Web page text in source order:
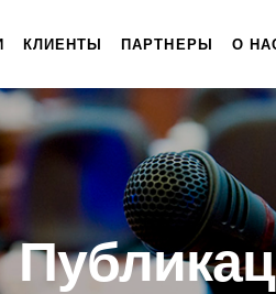
КЛИЕНТЫ ПАРТНЕРЫ О